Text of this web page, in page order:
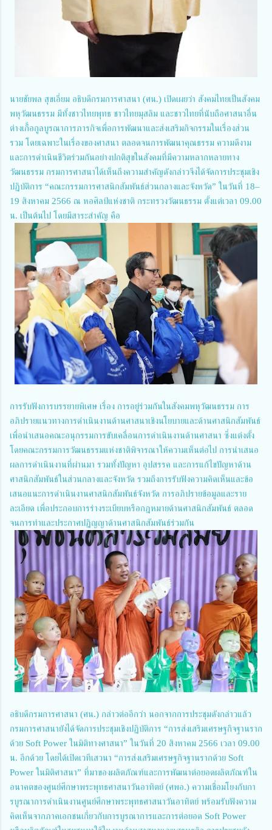
นายชัยพล สุขเอี่ยม อธิบดีกรมการศาสนา (ศน.) เปิดเผยว่า สังคมไทยเป็นสังคม
พหุวัฒนธรรม มีทั้งชาวไทยพุทธ ชาวไทยมุสลิม และชาวไทยที่นับถือศาสนาอื่น
ต่างเกื้อกูลบูรณาการภารกิจเพื่อการพัฒนาและส่งเสริมกิจกรรมในเรื่องส่วน
รวม โดยเฉพาะในเรื่องของศาสนา ตลอดจนการพัฒนาคุณธรรม ความดีงาม
และการดำเนินชีวิตร่วมกันอย่างปกติสุขในสังคมที่มีความหลากหลายทาง
วัฒนธรรม กรมการศาสนาได้เห็นถึงความสำคัญดังกล่าวจึงได้จัดการประชุมเชิง
ปฏิบัติการ “คณะกรรมการศาสนิกสัมพันธ์ส่วนกลางและจังหวัด” ในวันที่ 18–
19 สิงหาคม 2566 ณ หอศิลป์แห่งชาติ กระทรวงวัฒนธรรม ตั้งแต่เวลา 09.00
น. เป็นต้นไป โดยมีสาระสำคัญ คือ
การรับฟังการบรรยายพิเศษ เรื่อง การอยู่ร่วมกันในสังคมพหุวัฒนธรรม การ
อภิปรายแนวทางการดำเนินงานด้านศาสนาเชิงนโยบายและด้านศาสนิกสัมพันธ์
เพื่อนำเสนอคณะอนุกรรมการขับเคลื่อนการดำเนินงานด้านศาสนา ซึ่งแต่งตั้ง
โดยคณะกรรมการวัฒนธรรมแห่งชาติพิจารณาให้ความเห็นต่อไป การนำเสนอ
ผลการดำเนินงานที่ผ่านมา รวมทั้งปัญหา อุปสรรค และการแก้ไขปัญหาด้าน
ศาสนิกสัมพันธ์ในส่วนกลางและจังหวัด รวมถึงการรับฟังความคิดเห็นและข้อ
เสนอแนะการดำเนินงานศาสนิกสัมพันธ์จังหวัด การอภิปรายข้อมูลและราย
ละเอียด เพื่อประกอบการร่างระเบียบหรือกฎหมายด้านศาสนิกสัมพันธ์ ตลอด
จนการทำและประกาศปฏิญญาด้านศาสนิกสัมพันธ์ร่วมกัน
อธิบดีกรมการศาสนา (ศน.) กล่าวต่ออีกว่า นอกจากการประชุมดังกล่าวแล้ว
กรมการศาสนายังได้จัดการประชุมเชิงปฏิบัติการ “การส่งเสริมเศรษฐกิจฐานราก
ด้วย Soft Power ในมิติทางศาสนา” ในวันที่ 20 สิงหาคม 2566 เวลา 09.00
น. อีกด้วย โดยได้เปิดเวทีเสวนา “การส่งเสริมเศรษฐกิจฐานรากด้วย Soft
Power ในมิติศาสนา” ที่มาของผลิตภัณฑ์และการพัฒนาต่อยอดผลิตภัณฑ์ใน
อนาคตของศูนย์ศึกษาพระพุทธศาสนาวันอาทิตย์ (ศพอ.) ความเชื่อมโยงกับกา
รบูรณาการดำเนินงานศูนย์ศึกษาพระพุทธศาสนาวันอาทิตย์ พร้อมรับฟังความ
คิดเห็นจากภาคเอกชนเกี่ยวกับการบูรณาการและการต่อยอด Soft Power